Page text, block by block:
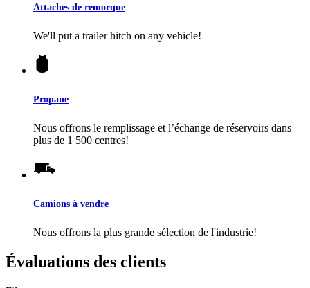
Attaches de remorque
We'll put a trailer hitch on any vehicle!
Propane
Nous offrons le remplissage et l’échange de réservoirs dans
plus de 1 500 centres!
Camions à vendre
Nous offrons la plus grande sélection de l'industrie!
Évaluations des clients